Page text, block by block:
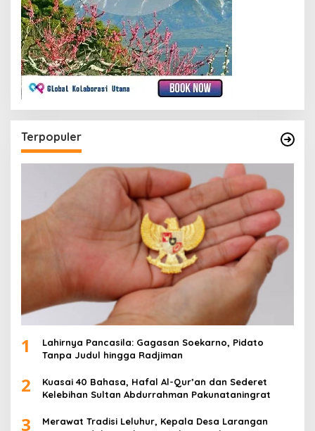
Terpopuler
1
Lahirnya Pancasila: Gagasan Soekarno, Pidato
Tanpa Judul hingga Radjiman
2
Kuasai 40 Bahasa, Hafal Al-Qur’an dan Sederet
Kelebihan Sultan Abdurrahman Pakunataningrat
3
Merawat Tradisi Leluhur, Kepala Desa Larangan